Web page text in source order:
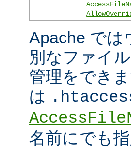
Apache では
別なファイ
管理をでき
は
名前にでも